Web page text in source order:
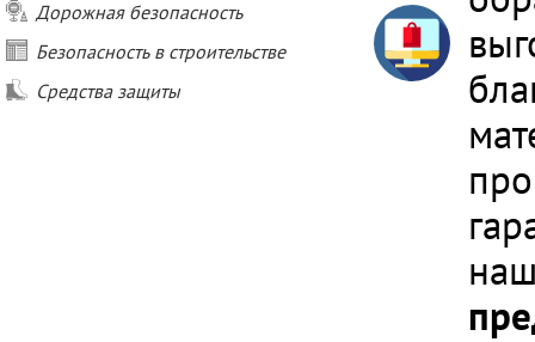
Дорожная безопасность
Безопасность в строительстве
Средства защиты